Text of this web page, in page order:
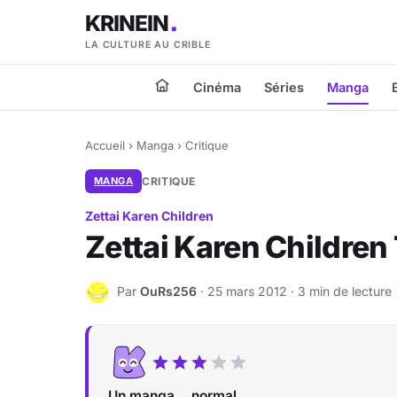
KRINEIN
LA CULTURE AU CRIBLE
Cinéma Séries Manga
Accueil › Manga › Critique
MANGA CRITIQUE
Zettai Karen Children
Zettai Karen Children
O Par OuRs256 · 25 mars 2012 · 3 min de lecture